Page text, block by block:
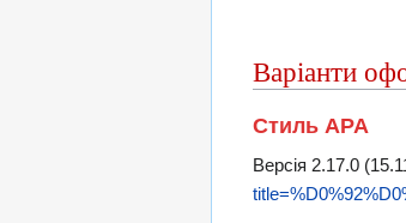
Варіанти
Стиль APA
Версія 2.17.0